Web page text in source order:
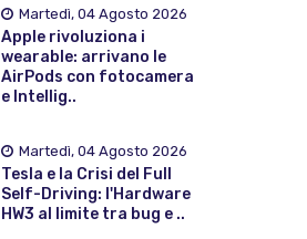
Martedì, 04 Agosto 2026
Apple rivoluziona i
wearable: arrivano le
AirPods con fotocamera
e Intellig..
Martedì, 04 Agosto 2026
Tesla e la Crisi del Full
Self-Driving: l'Hardware
HW3 al limite tra bug e ..